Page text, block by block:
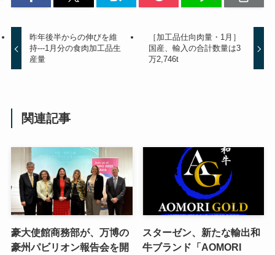
昨年後半からの伸びを維
持---1月分の食肉加工品生
産量
［加工品仕向肉量・1月］
国産、輸入の合計数量は3
万2,746t
関連記事
豪大使館商務部が、万博の
豪州パビリオン報告会を開
スターゼン、新たな輸出和
牛ブランド「AOMORI